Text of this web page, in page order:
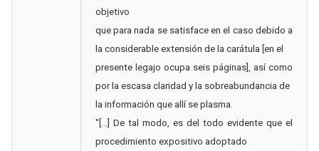
objetivo
que para nada se satisface en el caso debido a
la considerable extensión de la carátula [en el
presente legajo ocupa seis páginas], así como
por la escasa claridad y la sobreabundancia de
la información que allí se plasma.
"[…] De tal modo, es del todo evidente que el
procedimiento expositivo adoptado